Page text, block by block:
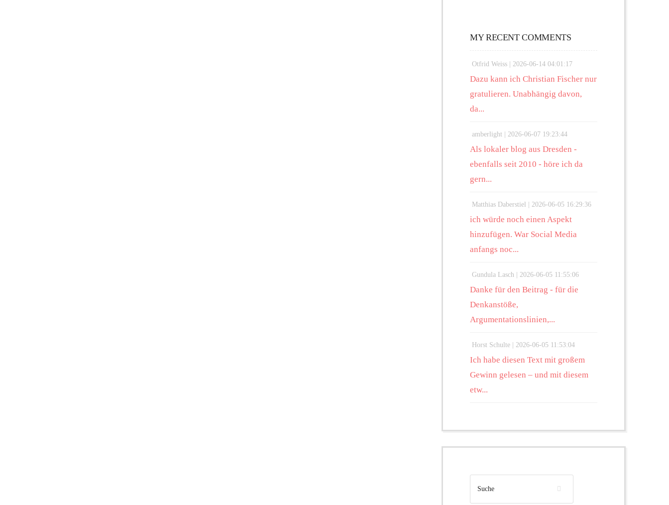
MY RECENT COMMENTS
Otfrid Weiss | 2026-06-14 04:01:17
Dazu kann ich Christian Fischer nur
gratulieren. Unabhängig davon,
da...
amberlight | 2026-06-07 19:23:44
Als lokaler blog aus Dresden -
ebenfalls seit 2010 - höre ich da
gern...
Matthias Daberstiel | 2026-06-05 16:29:36
ich würde noch einen Aspekt
hinzufügen. War Social Media
anfangs noc...
Gundula Lasch | 2026-06-05 11:55:06
Danke für den Beitrag - für die
Denkanstöße,
Argumentationslinien,...
Horst Schulte | 2026-06-05 11:53:04
Ich habe diesen Text mit großem
Gewinn gelesen – und mit diesem
etw...